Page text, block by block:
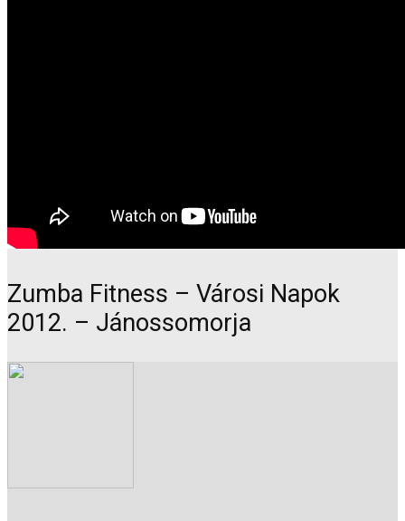
Zumba Fitness – Városi Napok
2012. – Jánossomorja